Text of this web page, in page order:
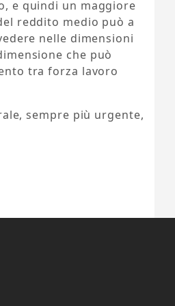
e quindi un maggiore
reddito medio può a
nelle dimensioni
che può
tra forza lavoro
sempre più urgente,